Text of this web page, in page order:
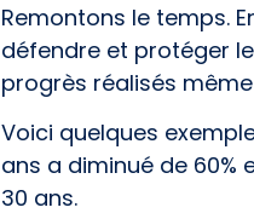
Remontons le temps.
défendre et protéger
progrès réalisés
Voici quelques
ans a diminué de 60%
30 ans.